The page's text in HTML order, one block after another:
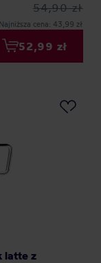
54,90 zł
Najniższa cena: 43,99 zł
52,99 zł
latte z